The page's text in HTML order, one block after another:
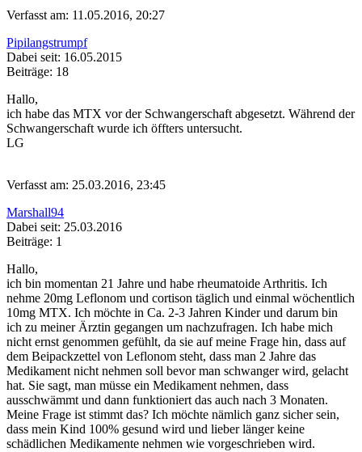
Verfasst am: 11.05.2016, 20:27
Pipilangstrumpf
Dabei seit: 16.05.2015
Beiträge: 18
Hallo,
ich habe das MTX vor der Schwangerschaft abgesetzt. Während der
Schwangerschaft wurde ich öffters untersucht.
LG
Verfasst am: 25.03.2016, 23:45
Marshall94
Dabei seit: 25.03.2016
Beiträge: 1
Hallo,
ich bin momentan 21 Jahre und habe rheumatoide Arthritis. Ich
nehme 20mg Leflonom und cortison täglich und einmal wöchentlich
10mg MTX. Ich möchte in Ca. 2-3 Jahren Kinder und darum bin
ich zu meiner Ärztin gegangen um nachzufragen. Ich habe mich
nicht ernst genommen gefühlt, da sie auf meine Frage hin, dass auf
dem Beipackzettel von Leflonom steht, dass man 2 Jahre das
Medikament nicht nehmen soll bevor man schwanger wird, gelacht
hat. Sie sagt, man müsse ein Medikament nehmen, dass
ausschwämmt und dann funktioniert das auch nach 3 Monaten.
Meine Frage ist stimmt das? Ich möchte nämlich ganz sicher sein,
dass mein Kind 100% gesund wird und lieber länger keine
schädlichen Medikamente nehmen wie vorgeschrieben wird.